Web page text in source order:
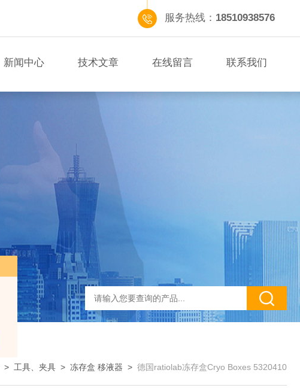
服务热线： 18510938576
新闻中心 技术文章 在线留言 联系我们
> 工具、夹具 > 冻存盒 移液器 > 德国ratiolab冻存盒Cryo Boxes 5320410